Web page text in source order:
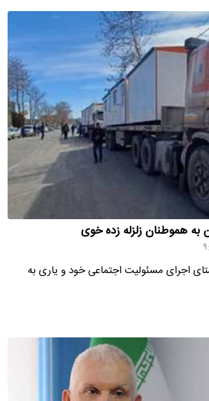
به هموطنان زلزله زده خوی
اجرای مسئولیت اجتماعی خود و یاری به